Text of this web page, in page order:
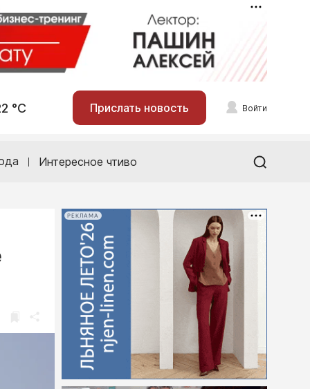
°С Прислать новость Войти
Интересное чтиво
РЕКЛАМА